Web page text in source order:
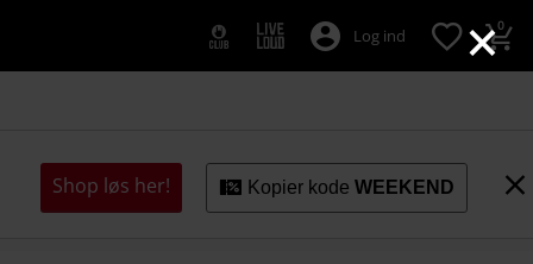
×
Log ind 0
Shop løs her! Kopier kode WEEKEND